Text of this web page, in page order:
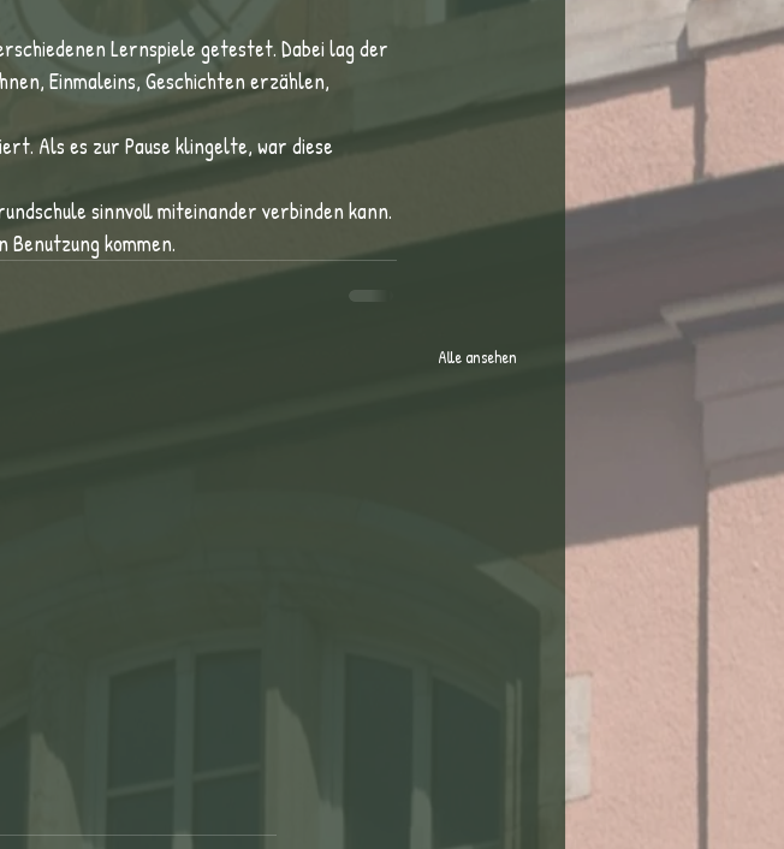
Lernspiele getestet. Dabei lag der
Einmaleins, Geschichten erzählen,
Als es zur Pause klingelte, war diese
sinnvoll miteinander verbinden kann.
kommen.
Alle ansehen